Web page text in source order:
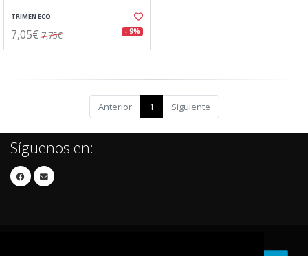
TRIMEN ECO
7,05€ 7,75€ - 9%
Anterior 1 Siguiente
Síguenos en: